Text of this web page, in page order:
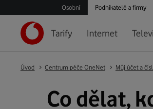
Osobní Podnikatelé a firmy
Tarify Internet
Úvod Centrum péče OneNet Můj účet a
Co dělat,